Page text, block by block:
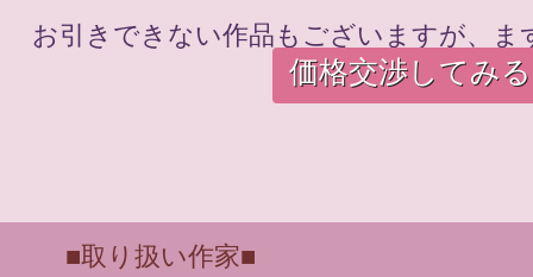
お引きできない作品もございますが、
価格交渉してみる
■取り扱い作家■